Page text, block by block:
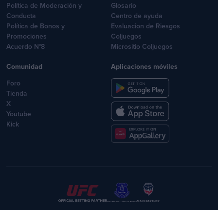
Política de Moderación y
Conducta
Política de Bonos y
Promociones
Acuerdo N°8
Glosario
Centro de ayuda
Evaluacion de Riesgos
Coljuegos
Micrositio Coljuegos
Comunidad
Foro
Tienda
X
Youtube
Kick
Aplicaciones móviles